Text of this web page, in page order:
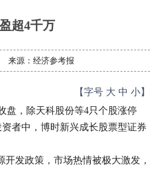
超4千万
源：经济参考报
【字号 大 中 小】
盘，除天科股份等4只个股涨停
者中，博时新兴成长股票型证券
发政策，市场热情被极大激发，